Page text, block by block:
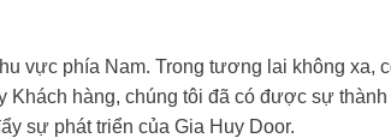
vực phía Nam. Trong tương lai không xa,
hàng, chúng tôi đã có được sự
sự phát triển của Gia Huy Door.